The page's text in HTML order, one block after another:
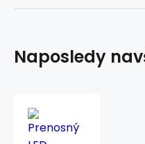
Naposledy